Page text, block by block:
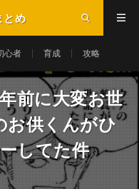
とめ
心者 育成 攻略
前に大変お世
お供くんがひ
してた件